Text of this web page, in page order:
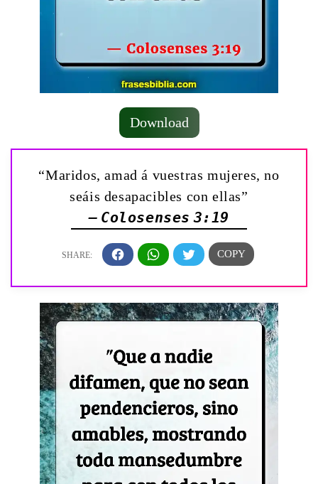
Download
“Maridos, amad á vuestras mujeres, no
seáis desapacibles con ellas”
— Colosenses 3:19